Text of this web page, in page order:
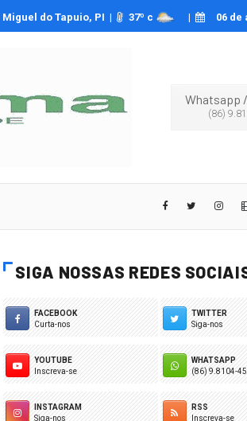
novas funcionalidades e o que mudou no e-título para
Miguel do Tapuio, PI | 37º c | 06 de
Whatsapp /
(86)
SIGA NOSSAS REDES
FACEBOOK
Curta-nos
TWITTER
Siga-nos
YOUTUBE
Inscreva-se
WHATSAPP
(86) 9.8104-
INSTAGRAM
Siga-nos
RSS
Inscreva-se